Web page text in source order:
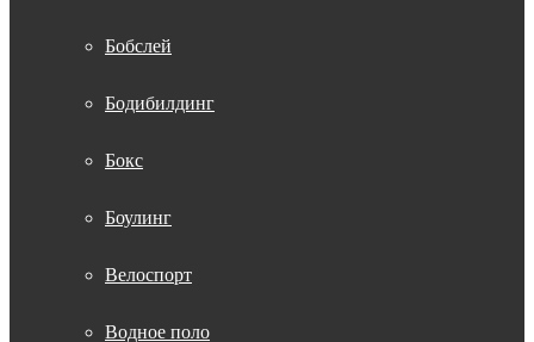
Бобслей
Бодибилдинг
Бокс
Боулинг
Велоспорт
Водное поло